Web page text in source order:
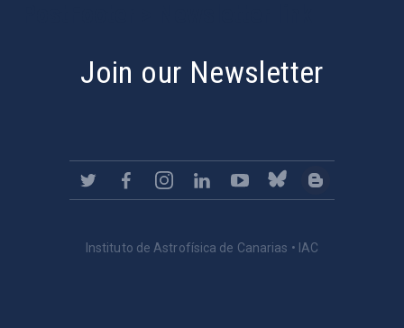
Join our Newsletter
Instituto de Astrofísica de Canarias • IAC